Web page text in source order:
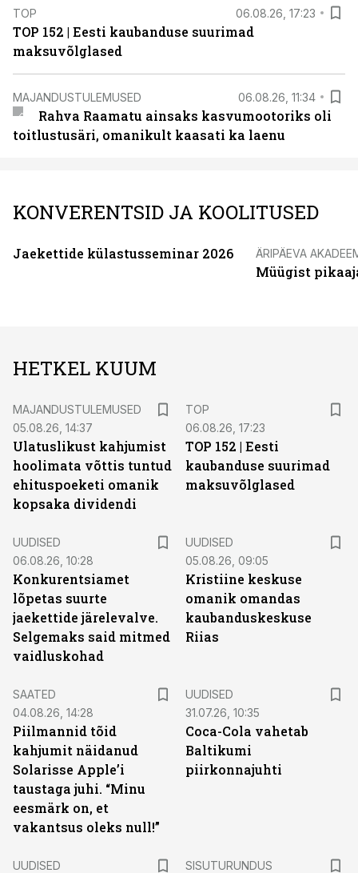
TOP 06.08.26, 17:23
TOP 152 | Eesti kaubanduse suurimad
maksuvõlglased
MAJANDUSTULEMUSED 06.08.26, 11:34
Rahva Raamatu ainsaks kasvumootoriks oli
toitlustusäri, omanikult kaasati ka laenu
KONVERENTSID JA KOOLITUSED
Jaekettide külastusseminar 2026 ÄRIPÄEVA
Müügist
HETKEL KUUM
MAJANDUSTULEMUSED
05.08.26, 14:37
Ulatuslikust kahjumist
hoolimata võttis tuntud
ehituspoeketi omanik
kopsaka dividendi
TOP
06.08.26, 17:23
TOP 152 | Eesti
kaubanduse suurimad
maksuvõlglased
UUDISED
06.08.26, 10:28
Konkurentsiamet
lõpetas suurte
jaekettide järelevalve.
Selgemaks said mitmed
vaidluskohad
UUDISED
05.08.26, 09:05
Kristiine keskuse
omanik omandas
kaubanduskeskuse
Riias
SAATED
04.08.26, 14:28
Piilmannid tõid
kahjumit näidanud
Solarisse Apple’i
taustaga juhi. “Minu
eesmärk on, et
vakantsus oleks null!”
UUDISED
31.07.26, 10:35
Coca-Cola vahetab
Baltikumi
piirkonnajuhti
UUDISED
SISUTURUNDUS